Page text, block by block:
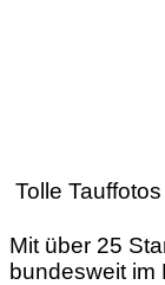
Tolle
Mit über 25
bundesweit im